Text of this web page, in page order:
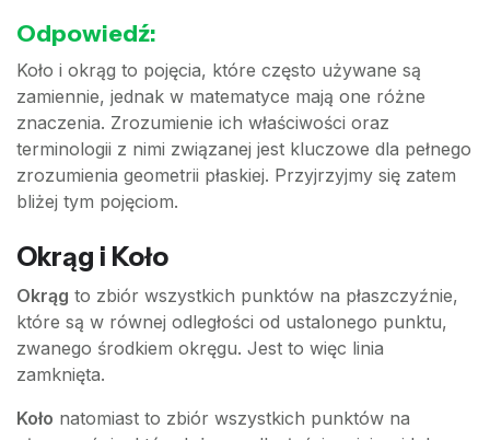
Odpowiedź:
Koło i okrąg to pojęcia, które często używane są
zamiennie, jednak w matematyce mają one różne
znaczenia. Zrozumienie ich właściwości oraz
terminologii z nimi związanej jest kluczowe dla pełnego
zrozumienia geometrii płaskiej. Przyjrzyjmy się zatem
bliżej tym pojęciom.
Okrąg i Koło
Okrąg to zbiór wszystkich punktów na płaszczyźnie,
które są w równej odległości od ustalonego punktu,
zwanego środkiem okręgu. Jest to więc linia
zamknięta.
Koło natomiast to zbiór wszystkich punktów na